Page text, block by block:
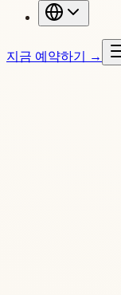
지금 예약하기 →